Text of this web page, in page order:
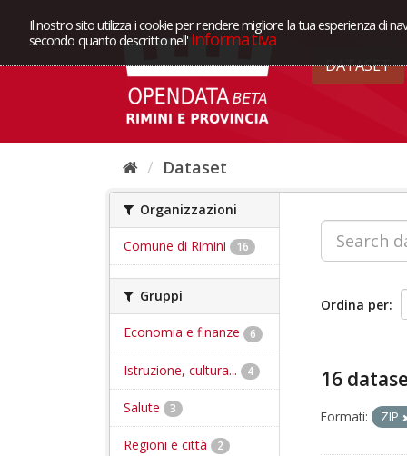
Il nostro sito utilizza i cookie per rendere migliore la tua esperienza di
secondo quanto descritto nell' Informativa
DATASET
Dataset
Organizzazioni
Comune di Rimini 16
Gruppi
Economia e finanze 6
Istruzione, cultura... 4
Salute 3
Regioni e città 2
Ordina per
16
Formati: ZIP